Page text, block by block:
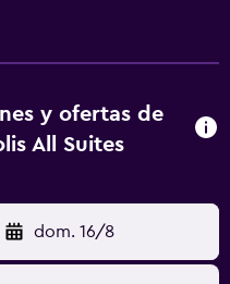
ducha y secador de pelo.
por la web gracias a
los días y es posible
Los servicios de
incluyen una piscina al
y ofertas de
All Suites
dom. 16/8